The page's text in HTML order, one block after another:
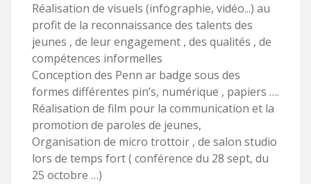
Réalisation de visuels (infographie, vidéo...) au
profit de la reconnaissance des talents des
jeunes , de leur engagement , des qualités , de
compétences informelles
Conception des Penn ar badge sous des
formes différentes pin’s, numérique , papiers ….
Réalisation de film pour la communication et la
promotion de paroles de jeunes,
Organisation de micro trottoir , de salon studio
lors de temps fort ( conférence du 28 sept, du
25 octobre …)